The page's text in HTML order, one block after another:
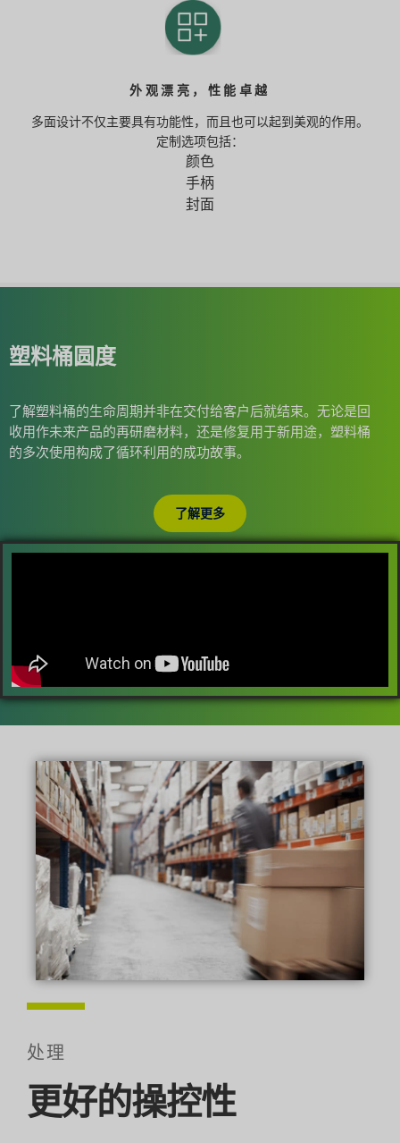
外观漂亮，性能卓越
多面设计不仅主要具有功能性，而且也可以起到美观的作用。
定制选项包括：
颜色
手柄
封面
塑料桶圆度
了解塑料桶的生命周期并非在交付给客户后就结束。无论是回
收用作未来产品的再研磨材料，还是修复用于新用途，塑料桶
的多次使用构成了循环利用的成功故事。
了解更多
处理
更好的操控性